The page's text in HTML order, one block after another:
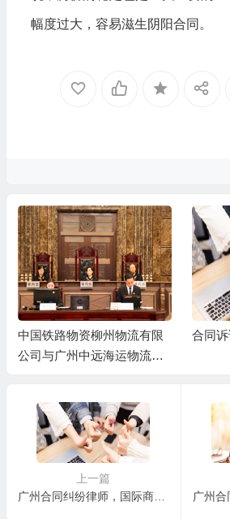
幅度过大，容易滋生阴阳合同。
中国铁路物资柳州物流有限
公司与广州中远海运物流有
民事判决书
合同
上一篇
广州合同纠纷律师，国际商事合同通则